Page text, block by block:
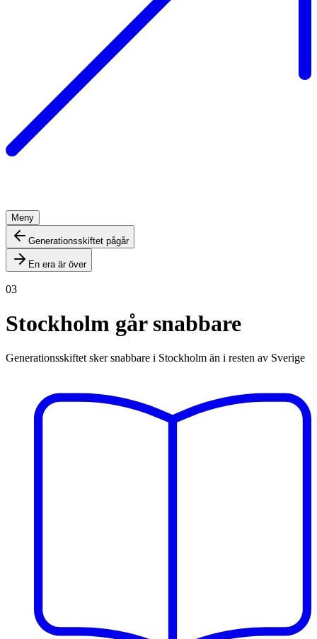
Meny
Generationsskiftet pågår
En era är över
03
Stockholm går snabbare
Generationsskiftet sker snabbare i Stockholm än i resten av Sverige